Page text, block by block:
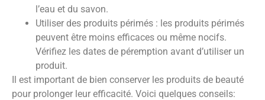
l’eau et du savon.
Utiliser des produits périmés : les produits périmés
peuvent être moins efficaces ou même nocifs.
Vérifiez les dates de péremption avant d’utiliser un
produit.
Il est important de bien conserver les produits de beauté
pour prolonger leur efficacité. Voici quelques conseils: